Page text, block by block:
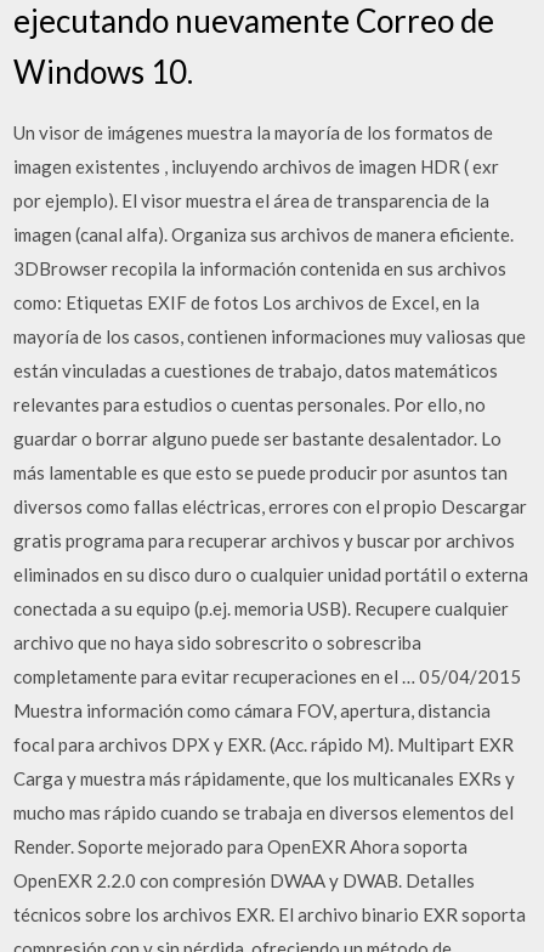
ejecutando nuevamente Correo de
Windows 10.
Un visor de imágenes muestra la mayoría de los formatos de
imagen existentes , incluyendo archivos de imagen HDR ( exr
por ejemplo). El visor muestra el área de transparencia de la
imagen (canal alfa). Organiza sus archivos de manera eficiente.
3DBrowser recopila la información contenida en sus archivos
como: Etiquetas EXIF de fotos Los archivos de Excel, en la
mayoría de los casos, contienen informaciones muy valiosas que
están vinculadas a cuestiones de trabajo, datos matemáticos
relevantes para estudios o cuentas personales. Por ello, no
guardar o borrar alguno puede ser bastante desalentador. Lo
más lamentable es que esto se puede producir por asuntos tan
diversos como fallas eléctricas, errores con el propio Descargar
gratis programa para recuperar archivos y buscar por archivos
eliminados en su disco duro o cualquier unidad portátil o externa
conectada a su equipo (p.ej. memoria USB). Recupere cualquier
archivo que no haya sido sobrescrito o sobrescriba
completamente para evitar recuperaciones en el … 05/04/2015
Muestra información como cámara FOV, apertura, distancia
focal para archivos DPX y EXR. (Acc. rápido M). Multipart EXR
Carga y muestra más rápidamente, que los multicanales EXRs y
mucho mas rápido cuando se trabaja en diversos elementos del
Render. Soporte mejorado para OpenEXR Ahora soporta
OpenEXR 2.2.0 con compresión DWAA y DWAB. Detalles
técnicos sobre los archivos EXR. El archivo binario EXR soporta